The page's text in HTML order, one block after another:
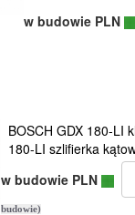
w budowie PLN
BOSCH GDX 180-LI
180-LI szlifierka
w budowie PLN
budowie)